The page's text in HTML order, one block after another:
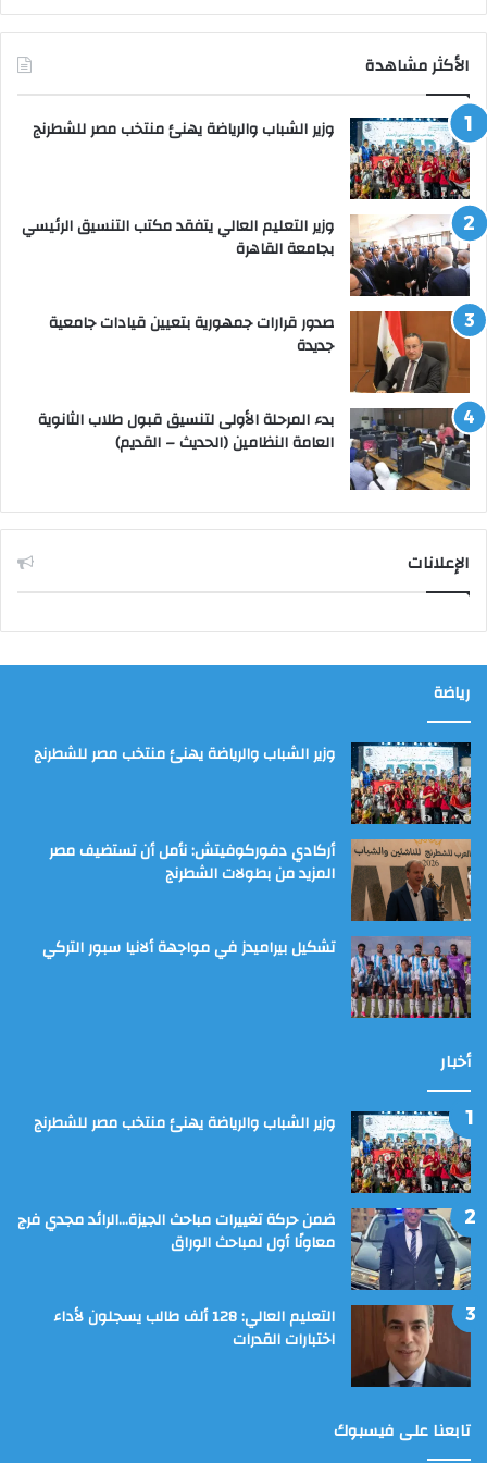
الأكثر مشاهدة
وزير الشباب والرياضة يهنئ منتخب مصر للشطرنج
وزير التعليم العالي يتفقد مكتب التنسيق الرئيسي
بجامعة القاهرة
صدور قرارات جمهورية بتعيين قيادات جامعية
جديدة
بدء المرحلة الأولى لتنسيق قبول طلاب الثانوية
العامة النظامين (الحديث – القديم)
الإعلانات
رياضة
وزير الشباب والرياضة يهنئ منتخب مصر للشطرنج
أركادي دفوركوفيتش: نأمل أن تستضيف مصر
المزيد من بطولات الشطرنج
تشكيل بيراميدز في مواجهة ألانيا سبور التركي
أخبار
وزير الشباب والرياضة يهنئ منتخب مصر للشطرنج
ضمن حركة تغييرات مباحث الجيزة…الرائد مجدي فرج
معاونًا أول لمباحث الوراق
التعليم العالي: 128 ألف طالب يسجلون لأداء
اختبارات القدرات
تابعنا على فيسبوك